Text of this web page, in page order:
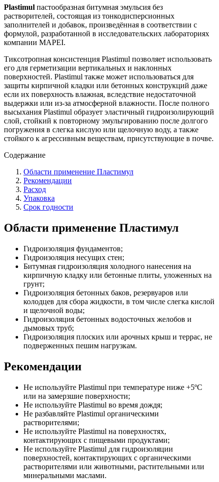
Plastimul пастообразная битумная эмульсия без
растворителей, состоящая из тонкодисперсионных
заполнителей и добавок, произведённая в соответствии с
формулой, разработанной в исследовательских лабораториях
компании МAPEI.
Тиксотропная консистенция Plastimul позволяет использовать
его для герметизации вертикальных и наклонных
поверхностей. Plastimul также может использоваться для
защиты кирпичной кладки или бетонных конструкций даже
если их поверхность влажная, вследствие недостаточной
выдержки или из-за атмосферной влажности. После полного
высыхания Plastimul образует эластичный гидроизолирующий
слой, стойкий к повторному эмульгированию после долгого
погружения в слегка кислую или щелочную воду, а также
стойкого к агрессивным веществам, присутствующие в почве.
Содержание
Области применение Пластимул
Рекомендации
Расход
Упаковка
Срок годности
Области применение Пластимул
Гидроизоляция фундаментов;
Гидроизоляция несущих стен;
Битумная гидроизоляция холодного нанесения на
кирпичную кладку или бетонные плиты, уложенных на
грунт;
Гидроизоляция бетонных баков, резервуаров или
колодцев для сбора жидкости, в том числе слегка кислой
и щелочной воды;
Гидроизоляция бетонных водосточных желобов и
дымовых труб;
Гидроизоляция плоских или арочных крыш и террас, не
подверженных пешим нагрузкам.
Рекомендации
Не используйте Plastimul при температуре ниже +5ºС
или на замерзшие поверхности;
Не используйте Plastimul во время дождя;
Не разбавляйте Plastimul органическими
растворителями;
Не используйте Plastimul на поверхностях,
контактирующих с пищевыми продуктами;
Не используйте Plastimul для гидроизоляции
поверхностей, контактирующих с органическими
растворителями или животными, растительными или
минеральными маслами.